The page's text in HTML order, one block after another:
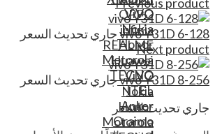
ViVO
Nokia
Honor
Motorola
TECNO
ITEL
Anker
Oraimo
OPPO
infinix
REALME
Huawei
ViVO
Nokia
Honor
Motorola
vivo Y31D 6-128جاري تحديث السعر
Next product
vivo Y31D 8-256جاري تحديث السعر
جاري تحديث السعر